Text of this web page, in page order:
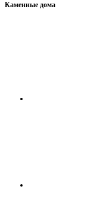
Каменные дома